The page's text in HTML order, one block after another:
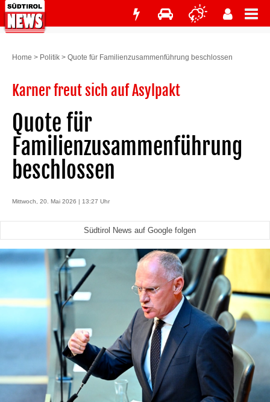
Home > Politik > Quote für Familienzusammenführung beschlossen
Karner freut sich auf Asylpakt
Quote für
Familienzusammenführung
beschlossen
Mittwoch, 20. Mai 2026 | 13:27 Uhr
Südtirol News auf Google folgen